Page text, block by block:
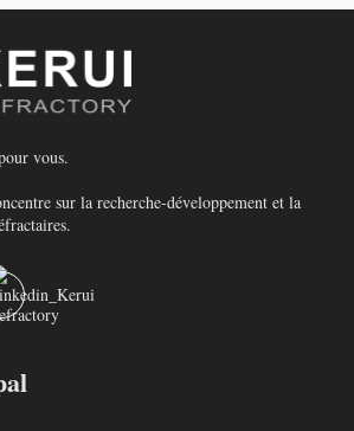
vous.
sur la recherche-développement et la